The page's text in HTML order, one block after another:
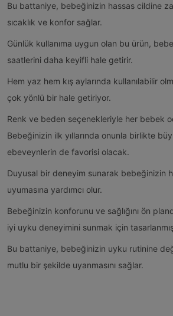
Bu battaniye, bebeğinizin hassas cildine
sıcaklık ve konfor sağlar.
Günlük kullanıma uygun olan bu ürün,
saatlerini daha keyifli hale getirir.
Hem yaz hem kış aylarında kullanılabilir
çok yönlü bir hale getiriyor.
Renk ve beden seçenekleriyle her bebek
Bebeğinizin ilk yıllarında onunla birlikte
ebeveynlerin de favorisi olacak.
Duyusal bir deneyim sunarak bebeğinizin
uyumasına yardımcı olur.
Bebeğinizin konforunu ve sağlığını ön
iyi uyku deneyimini sunmak için
Bu battaniye, bebeğinizin uyku rutinine
mutlu bir şekilde uyanmasını sağlar.